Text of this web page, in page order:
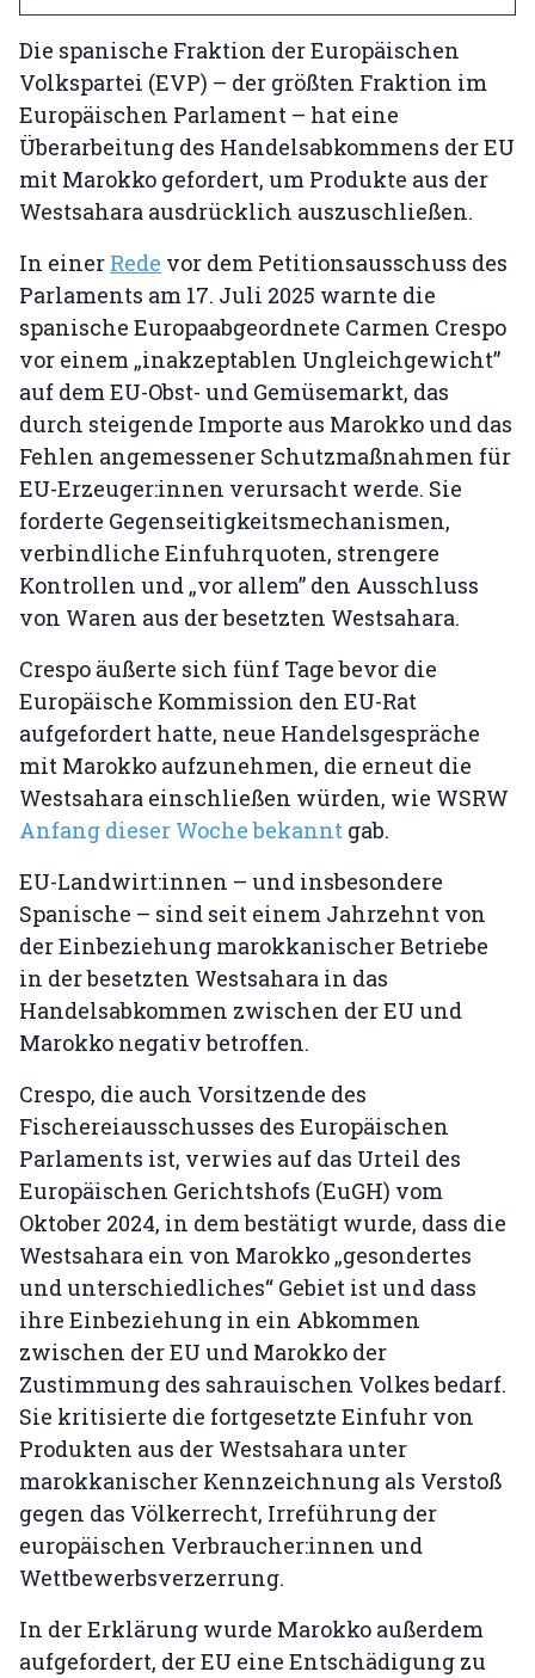
Die spanische Fraktion der Europäischen
Volkspartei (EVP) – der größten Fraktion im
Europäischen Parlament – hat eine
Überarbeitung des Handelsabkommens der EU
mit Marokko gefordert, um Produkte aus der
Westsahara ausdrücklich auszuschließen.
In einer Rede vor dem Petitionsausschuss des
Parlaments am 17. Juli 2025 warnte die
spanische Europaabgeordnete Carmen Crespo
vor einem „inakzeptablen Ungleichgewicht”
auf dem EU-Obst- und Gemüsemarkt, das
durch steigende Importe aus Marokko und das
Fehlen angemessener Schutzmaßnahmen für
EU-Erzeuger:innen verursacht werde. Sie
forderte Gegenseitigkeitsmechanismen,
verbindliche Einfuhrquoten, strengere
Kontrollen und „vor allem” den Ausschluss
von Waren aus der besetzten Westsahara.
Crespo äußerte sich fünf Tage bevor die
Europäische Kommission den EU-Rat
aufgefordert hatte, neue Handelsgespräche
mit Marokko aufzunehmen, die erneut die
Westsahara einschließen würden, wie WSRW
Anfang dieser Woche bekannt gab.
EU-Landwirt:innen – und insbesondere
Spanische – sind seit einem Jahrzehnt von
der Einbeziehung marokkanischer Betriebe
in der besetzten Westsahara in das
Handelsabkommen zwischen der EU und
Marokko negativ betroffen.
Crespo, die auch Vorsitzende des
Fischereiausschusses des Europäischen
Parlaments ist, verwies auf das Urteil des
Europäischen Gerichtshofs (EuGH) vom
Oktober 2024, in dem bestätigt wurde, dass die
Westsahara ein von Marokko „gesondertes
und unterschiedliches“ Gebiet ist und dass
ihre Einbeziehung in ein Abkommen
zwischen der EU und Marokko der
Zustimmung des sahrauischen Volkes bedarf.
Sie kritisierte die fortgesetzte Einfuhr von
Produkten aus der Westsahara unter
marokkanischer Kennzeichnung als Verstoß
gegen das Völkerrecht, Irreführung der
europäischen Verbraucher:innen und
Wettbewerbsverzerrung.
In der Erklärung wurde Marokko außerdem
aufgefordert, der EU eine Entschädigung zu